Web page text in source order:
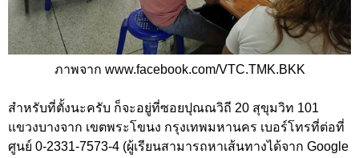
ภาพจาก www.facebook.com/VTC.TMK.BKK
สำหรับที่ตั้งนะครับ ก็จะอยู่ที่ซอยปุณณวิถี 20 สุขุมวิท 101
แขวงบางจาก เขตพระโขนง กรุงเทพมหานคร เบอร์โทรที่ต่อที่
ศูนย์ 0-2331-7573-4 (ผู้เรียนสามารถหาเส้นทางได้จาก Google